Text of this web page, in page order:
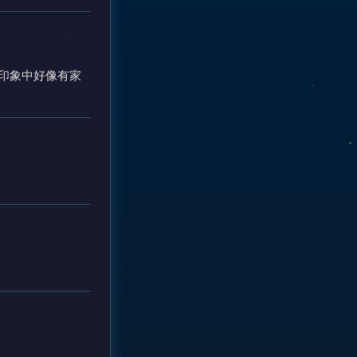
象中好像有家